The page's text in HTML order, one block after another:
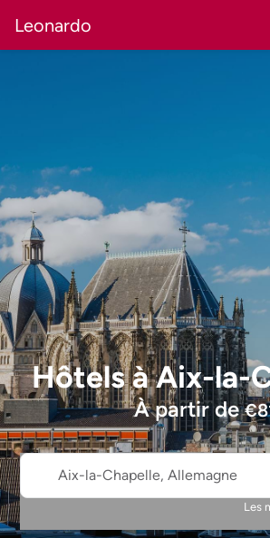
Leonardo
HôtelsàAix-la-
À partir de€
Aix-la-Chapelle, Allemagne
Les